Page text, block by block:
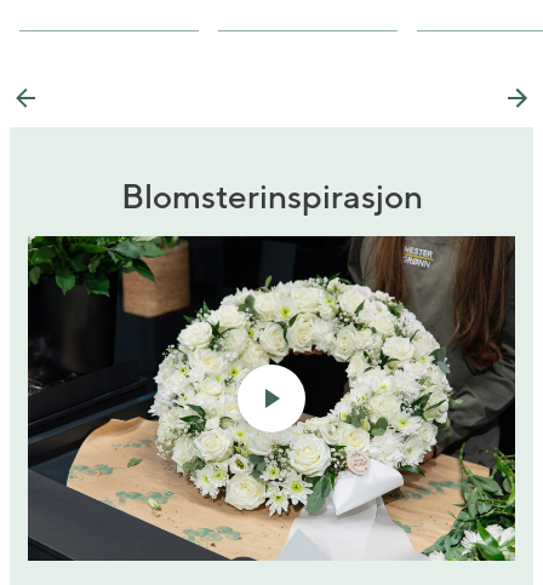
Previous
Blomsterinspirasjon